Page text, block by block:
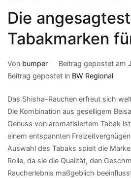
Die
Tabakmarken
Von bumper Beitrag gepostet am
Beitrag gepostet in BW Regional
Das Shisha-Rauchen erfreut sich
Die Kombination aus geselligem
Genuss von aromatisiertem Tabak
einem entspannten
Auswahl des Tabaks spielt die
Rolle, da sie die Qualität, den
Raucherlebnis maßgeblich